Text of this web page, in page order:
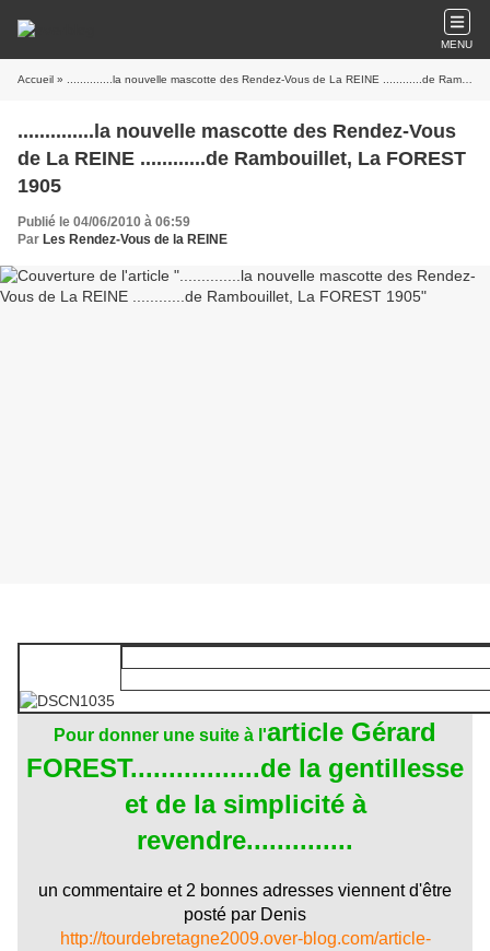
MENU
Accueil » ..............la nouvelle mascotte des Rendez-Vous de La REINE ............de Rambouillet, La FOREST 1905
..............la nouvelle mascotte des Rendez-Vous
de La REINE ............de Rambouillet, La FOREST
1905
Publié le 04/06/2010 à 06:59
Par Les Rendez-Vous de la REINE
Pour donner une suite à l'article Gérard
FOREST.................de la gentillesse
et de la simplicité à
revendre..............
un commentaire et 2 bonnes adresses viennent d'être
posté par Denis
http://tourdebretagne2009.over-blog.com/article-